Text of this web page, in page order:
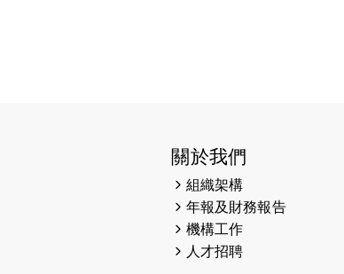
關於我們
組織架構
年報及財務報告
機構工作
人才招聘